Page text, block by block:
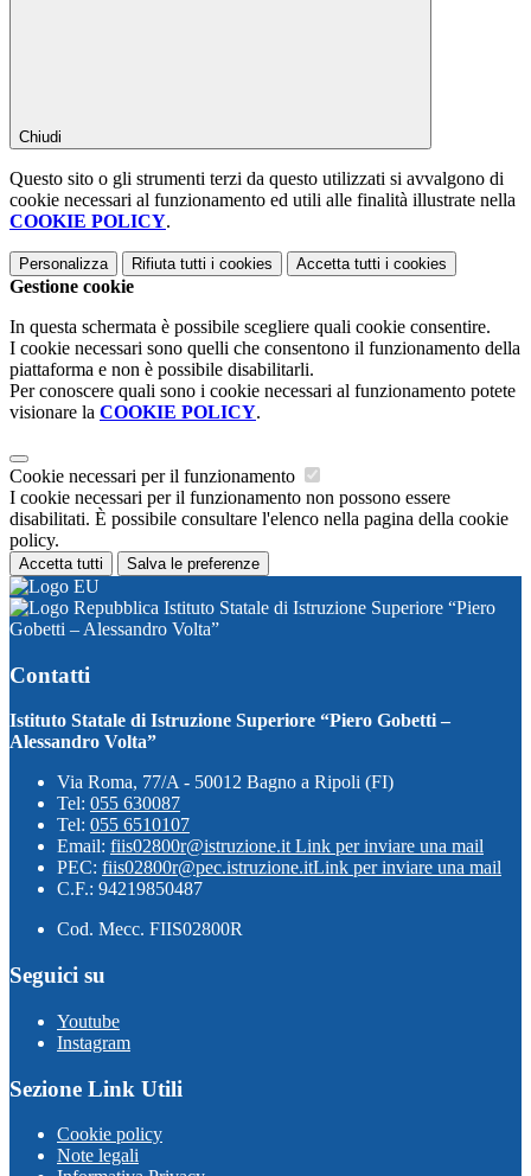
Chiudi
Questo sito o gli strumenti terzi da questo utilizzati si avvalgono di
cookie necessari al funzionamento ed utili alle finalità illustrate nella
COOKIE POLICY.
Personalizza Rifiuta tutti i cookies Accetta tutti i cookies
Gestione cookie
In questa schermata è possibile scegliere quali cookie consentire.
I cookie necessari sono quelli che consentono il funzionamento della
piattaforma e non è possibile disabilitarli.
Per conoscere quali sono i cookie necessari al funzionamento potete
visionare la COOKIE POLICY.
Cookie necessari per il funzionamento
I cookie necessari per il funzionamento non possono essere
disabilitati. È possibile consultare l'elenco nella pagina della cookie
policy.
Accetta tutti Salva le preferenze
Istituto Statale di Istruzione Superiore “Piero
Gobetti – Alessandro Volta”
Contatti
Istituto Statale di Istruzione Superiore “Piero Gobetti –
Alessandro Volta”
Via Roma, 77/A - 50012 Bagno a Ripoli (FI)
Tel: 055 630087
Tel: 055 6510107
Email: fiis02800r@istruzione.it Link per inviare una mail
PEC: fiis02800r@pec.istruzione.itLink per inviare una mail
C.F.: 94219850487
Cod. Mecc. FIIS02800R
Seguici su
Youtube
Instagram
Sezione Link Utili
Cookie policy
Note legali